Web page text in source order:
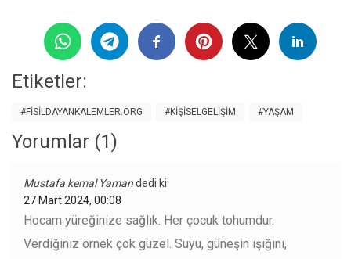
Etiketler:
#FISILDAYANKALEMLER.ORG #KIŞISELGELIŞIM #YAŞAM
Yorumlar (1)
Mustafa kemal Yamandedi ki:
27 Mart 2024, 00:08
Hocam yüreğinize sağlık. Her çocuk tohumdur.
Verdiğiniz örnek çok güzel. Suyu, güneşin ışığını,